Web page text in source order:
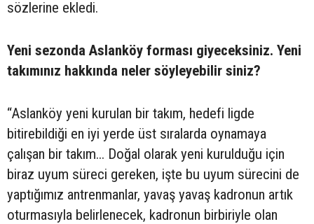
sözlerine ekledi.
Yeni sezonda Aslanköy forması giyeceksiniz. Yeni
takımınız hakkında neler söyleyebilir siniz?
“Aslanköy yeni kurulan bir takım, hedefi ligde
bitirebildiği en iyi yerde üst sıralarda oynamaya
çalışan bir takım... Doğal olarak yeni kurulduğu için
biraz uyum süreci gereken, işte bu uyum sürecini de
yaptığımız antrenmanlar, yavaş yavaş kadronun artık
oturmasıyla belirlenecek, kadronun birbiriyle olan